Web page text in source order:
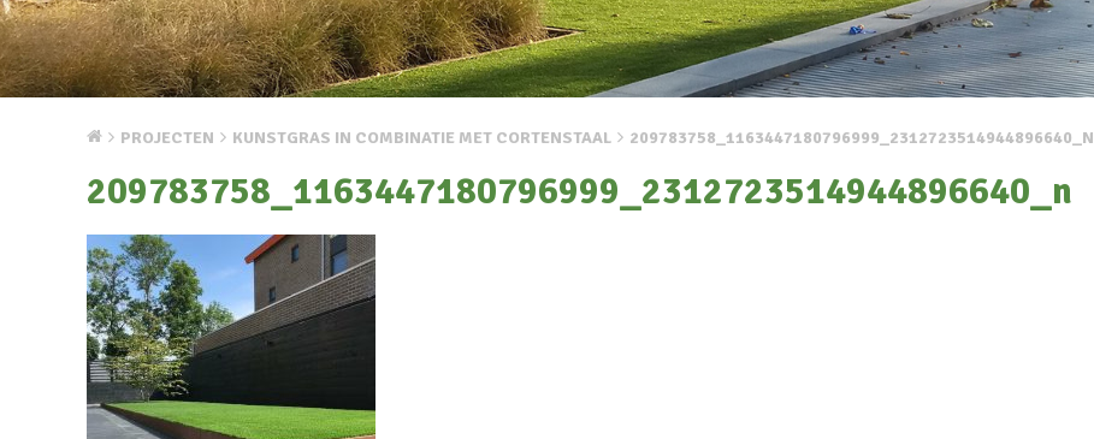
PROJECTEN KUNSTGRAS IN COMBINATIE MET CORTENSTAAL 209783758_1163447180796999_2312723514944896640_N
209783758_1163447180796999_2312723514944896640_n